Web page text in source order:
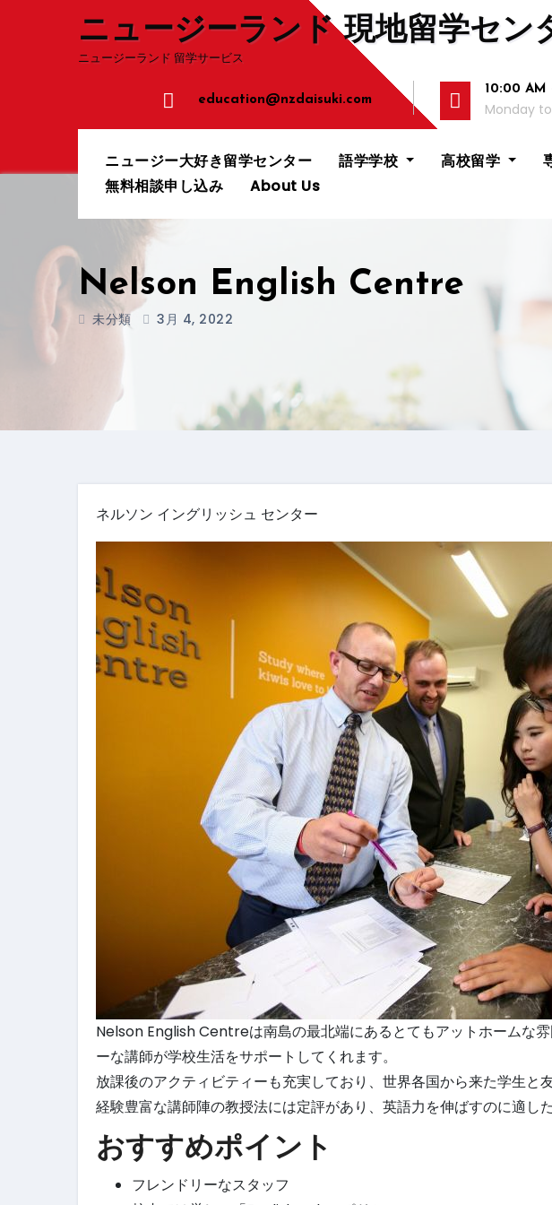
ニュージーランド 現地留学セン
ニュージーランド 留学サービス
education@nzdaisuki.com
10:00 AM
Monday
ニュージー大好き留学センター 語学学校 高校留学
無料相談申し込み
About Us
Nelson English Centre
未分類 3月 4, 2022
ネルソン イングリッシュ センター
Nelson English Centreは南島の最北端にあるとてもアットホームな
ーな講師が学校生活をサポートしてくれます。
放課後のアクティビティーも充実しており、世界各国から来た学生と
経験豊富な講師陣の教授法には定評があり、英語力を伸ばすのに適し
おすすめポイント
フレンドリーなスタッフ